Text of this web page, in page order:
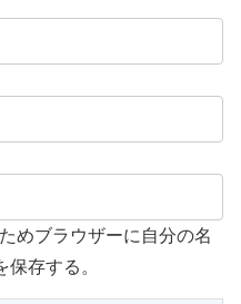
めブラウザーに自分の名
存する。